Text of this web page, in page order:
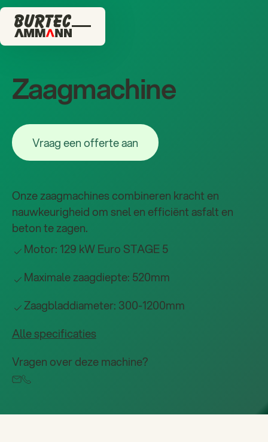
Zaagmachine
Vraag een offerte aan
Vraag een offerte aan
Onze zaagmachines combineren kracht en
nauwkeurigheid om snel en efficiënt asfalt en
beton te zagen.
Motor: 129 kW Euro STAGE 5
Maximale zaagdiepte: 520mm
Zaagbladdiameter: 300-1200mm
Alle specificaties
Vragen over deze machine?